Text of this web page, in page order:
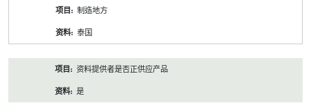
制造地方
泰国
资料提供者是否正供应产品
是